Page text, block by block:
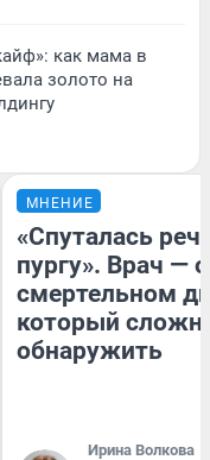
как мама в
золото на
МНЕНИЕ
«Спуталась
пургу». Врач — о
смертельном
который
обнаружить
Ирина Волкова